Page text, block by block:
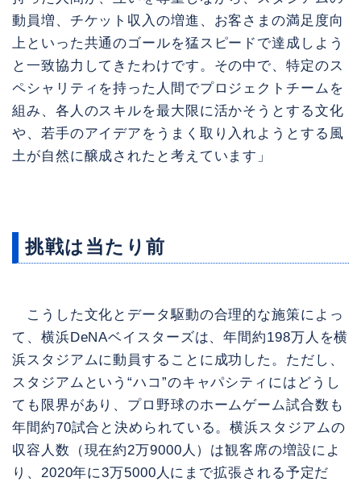
動員増、チケット収入の増進、お客さまの満足度向
上といった共通のゴールを猛スピードで達成しよう
と一致協力してきたわけです。その中で、特定のス
ペシャリティを持った人間でプロジェクトチームを
組み、各人のスキルを最大限に活かそうとする文化
や、若手のアイデアをうまく取り入れようとする風
土が自然に醸成されたと考えています」
挑戦は当たり前
こうした文化とデータ駆動の合理的な施策によっ
て、横浜DeNAベイスターズは、年間約198万人を横
浜スタジアムに動員することに成功した。ただし、
スタジアムという“ハコ”のキャパシティにはどうし
ても限界があり、プロ野球のホームゲーム試合数も
年間約70試合と決められている。横浜スタジアムの
収容人数（現在約2万9000人）は観客席の増設によ
り、2020年に3万5000人にまで拡張される予定だ